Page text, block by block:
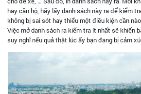
hay căn hộ, hãy lấy danh sách này ra để kiểm
không bị sai sót hay thiếu một điều kiện cần
Việc mở danh sách ra kiểm tra ít nhất sẽ khiến
suy nghĩ nếu quả thật lúc ấy bạn đang bị cảm